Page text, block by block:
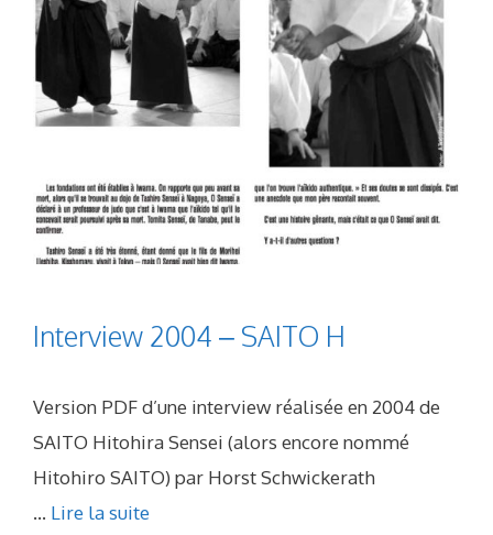
Interview 2004 – SAITO H
Version PDF d’une interview réalisée en 2004 de
SAITO Hitohira Sensei (alors encore nommé
Hitohiro SAITO) par Horst Schwickerath
... Lire la suite